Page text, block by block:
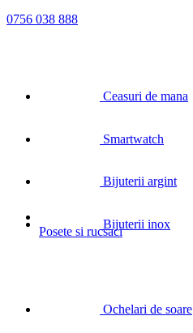
0756 038 888
Ceasuri de mana
Smartwatch
Bijuterii argint
Bijuterii inox
Posete si rucsaci
Ochelari de soare